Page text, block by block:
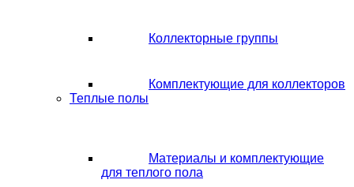
Коллекторные группы
Комплектующие для коллекторов
Теплые полы
Материалы и комплектующие
для теплого пола